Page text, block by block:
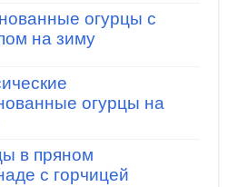
огурцы с
на зиму
огурцы на
в пряном
с горчицей